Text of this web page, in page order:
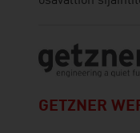
GETZNER